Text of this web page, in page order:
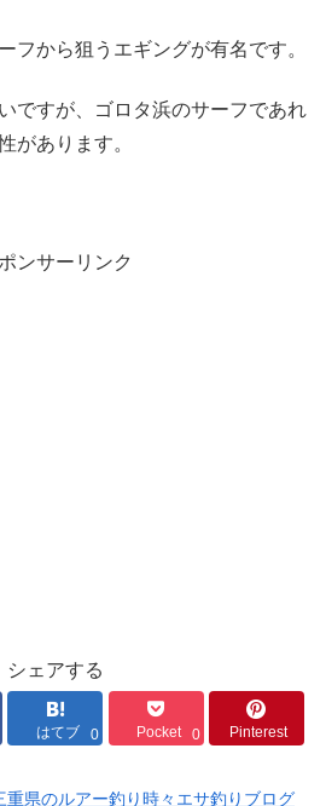
フから狙うエギングが有名です。
ですが、ゴロタ浜のサーフであれ
があります。
ンサーリンク
シェアする
はてブ 0 Pocket 0 Pinterest
重県のルアー釣り時々エサ釣りブログ